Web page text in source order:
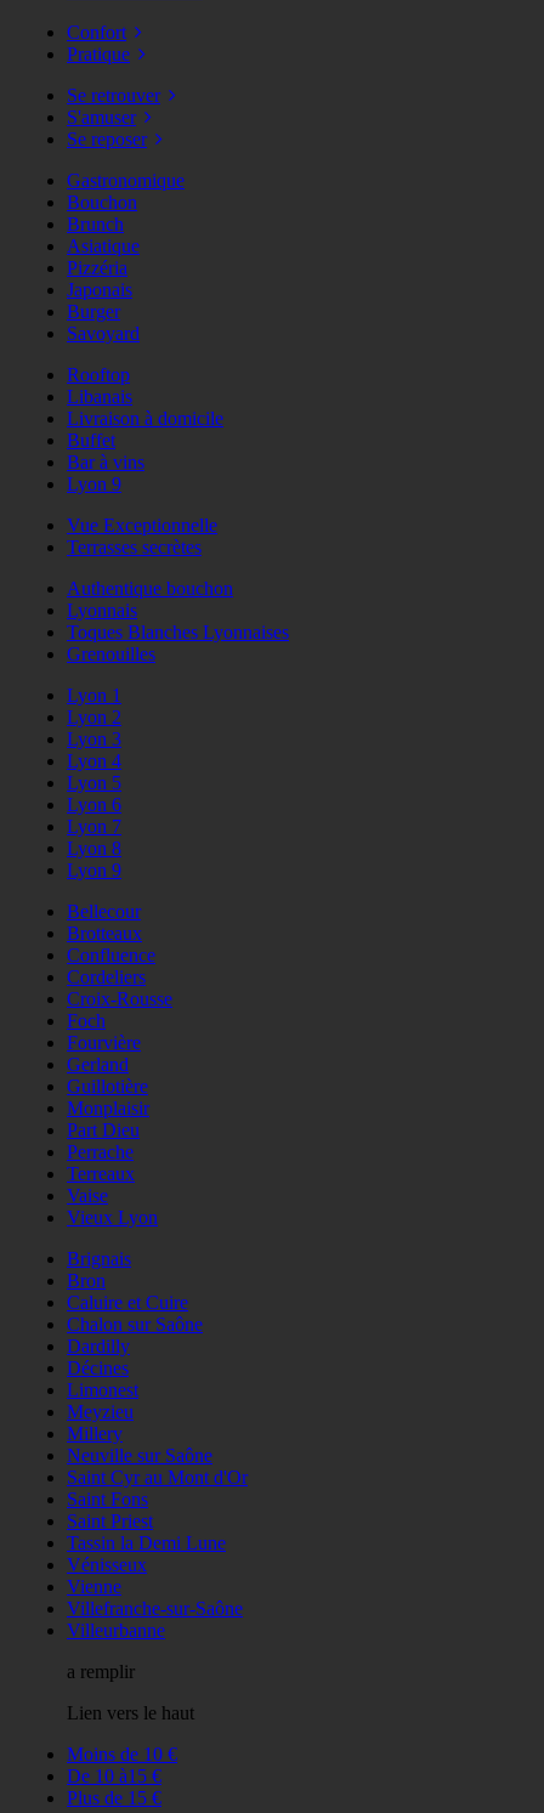
Confort
Pratique
Se retrouver
S'amuser
Se reposer
Gastronomique
Bouchon
Brunch
Asiatique
Pizzéria
Japonais
Burger
Savoyard
Rooftop
Libanais
Livraison à domicile
Buffet
Bar à vins
Lyon 9
Vue Exceptionnelle
Terrasses secrètes
Authentique bouchon
Lyonnais
Toques Blanches Lyonnaises
Grenouilles
Lyon 1
Lyon 2
Lyon 3
Lyon 4
Lyon 5
Lyon 6
Lyon 7
Lyon 8
Lyon 9
Bellecour
Brotteaux
Confluence
Cordeliers
Croix-Rousse
Foch
Fourvière
Gerland
Guillotière
Monplaisir
Part Dieu
Perrache
Terreaux
Vaise
Vieux Lyon
Brignais
Bron
Caluire et Cuire
Chalon sur Saône
Dardilly
Décines
Limonest
Meyzieu
Millery
Neuville sur Saône
Saint Cyr au Mont d'Or
Saint Fons
Saint Priest
Tassin la Demi Lune
Vénisseux
Vienne
Villefranche-sur-Saône
Villeurbanne
a remplir
Lien vers le haut
Moins de 10 €
De 10 à15 €
Plus de 15 €